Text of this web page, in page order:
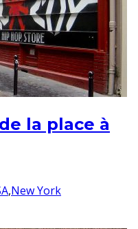
la place à
,New York